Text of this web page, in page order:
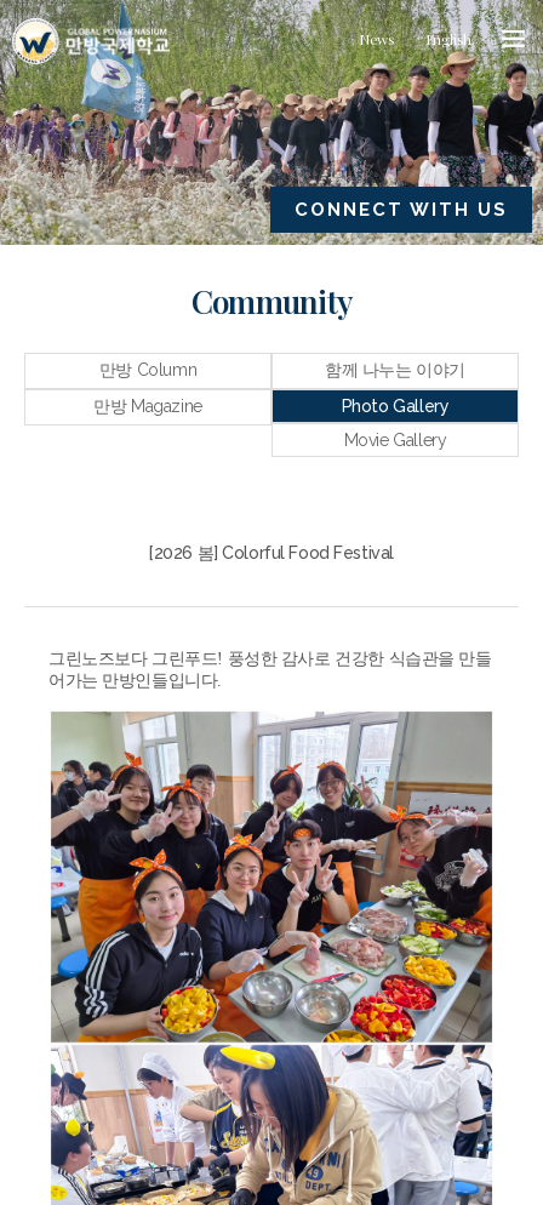
News English
CONNECT WITH US
Community
만방 Column
함께 나누는 이야기
만방 Magazine
Photo Gallery
Movie Gallery
[2026 봄] Colorful Food Festival
그린노즈보다 그린푸드! 풍성한 감사로 건강한 식습관을 만들
어가는 만방인들입니다.